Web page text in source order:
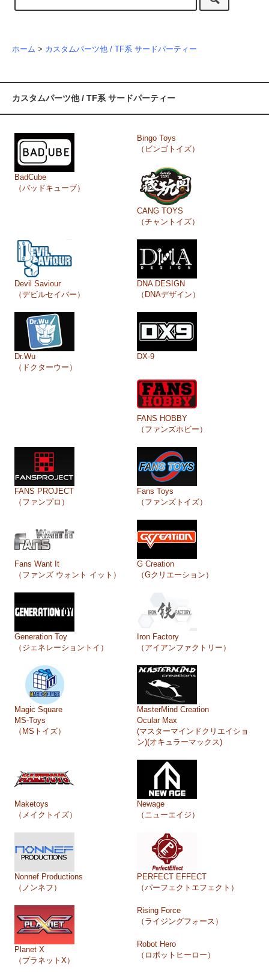
ホーム > カスタムパーツ他 / TF系 サードパーティー
カスタムパーツ他 / TF系 サードパーティー
BadCube
（バッドキューブ）
Bingo Toys
（ビンゴトイズ）
CANG TOYS
（チャントイズ）
Devil Saviour
（デビルセイバー）
DNA DESIGN
（DNAデザイン）
Dr.Wu
（ドクターウー）
DX-9
FANS HOBBY
（ファンズホビー）
FANS PROJECT
（ファンプロ）
Fans Toys
（ファンズトイズ）
Fans Want It
（ファンズ ウォント イット）
G Creation
（Gクリエーション）
Generation Toy
（ジェネレーショントイ）
Iron Factory
（アイアンファクトリー）
Magic Square
MS-Toys
（MSトイズ）
MasterMind Creation
Ocular Max
(マスターマインドクリエイショ
ン)(オキュラーマックス)
Maketoys
（メイクトイズ）
Newage
（ニューエイジ）
Nonnef Productions
（ノンネフ）
PERFECT EFFECT
（パーフェクトエフェクト）
Planet X
（プラネットX）
Rising Force
（ライジングフォース）
Robot Hero
（ロボットヒーロー）